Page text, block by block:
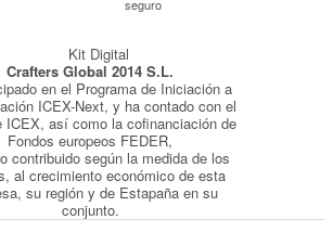
Compra
Crafters Global 2014 S.L.
en el Programa de Iniciación a
ICEX-Next, y ha contado con el
ICEX, así como la cofinanciación de
Fondos europeos FEDER,
contribuido según la medida de los
al crecimiento económico de esta
su región y de Estapaña en su
conjunto.